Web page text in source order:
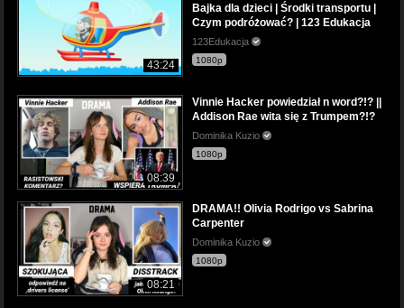
43:24
Bajka dla dzieci | Środki transportu |
Czym podróżować? | 123 Edukacja
123Edukacja
1080p
08:39
Vinnie Hacker powiedział n word?!? ||
Addison Rae wita się z Trumpem?!?
Dominika Kuzio
1080p
08:21
DRAMA!! Olivia Rodrigo vs Sabrina
Carpenter
Dominika Kuzio
1080p